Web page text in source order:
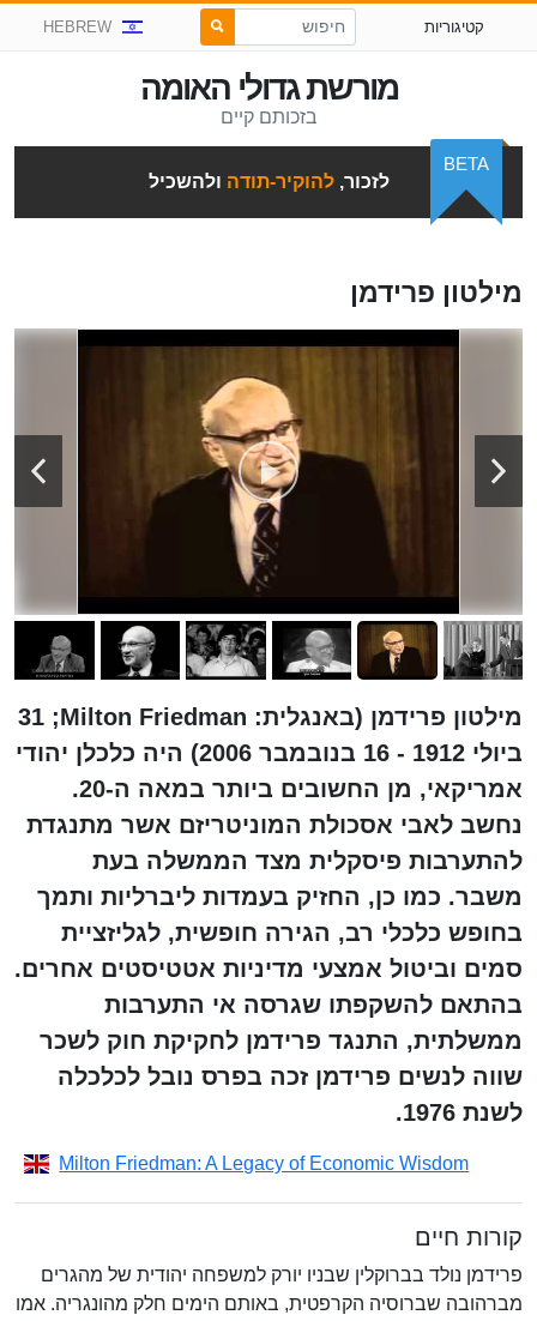
קטיגוריות HEBREW
מורשת גדולי האומה
בזכותם קיים
לזכור,להוקיר-תודה ולהשכיל
BETA
מילטון פרידמן
מילטון פרידמן (באנגלית: Milton Friedman;‏ 31
ביולי 1912 - 16 בנובמבר 2006) היה כלכלן יהודי
אמריקאי, מן החשובים ביותר במאה ה-20.
נחשב לאבי אסכולת המוניטריזם אשר מתנגדת
להתערבות פיסקלית מצד הממשלה בעת
משבר. כמו כן, החזיק בעמדות ליברליות ותמך
בחופש כלכלי רב, הגירה חופשית, לגליזציית
סמים וביטול אמצעי מדיניות אטטיסטים אחרים.
בהתאם להשקפתו שגרסה אי התערבות
ממשלתית, התנגד פרידמן לחקיקת חוק לשכר
שווה לנשים פרידמן זכה בפרס נובל לכלכלה
לשנת 1976.
Milton Friedman: A Legacy of Economic Wisdom
קורות חיים
פרידמן נולד בברוקלין שבניו יורק למשפחה יהודית של מהגרים
מברהובה שברוסיה הקרפטית, באותם הימים חלק מהונגריה. אמו